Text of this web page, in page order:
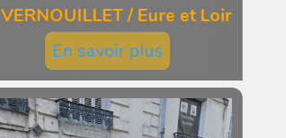
VERNOUILLET / Eure et Loir
En savoir plus